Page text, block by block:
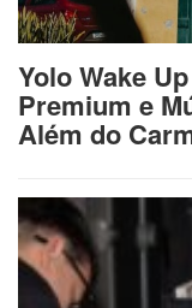
Yolo Wake
Premium e
Além do